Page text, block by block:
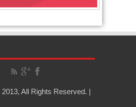
All Rights Reserved. |